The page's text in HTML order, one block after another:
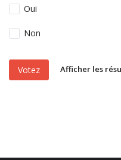
Oui
Non
Votez Afficher les